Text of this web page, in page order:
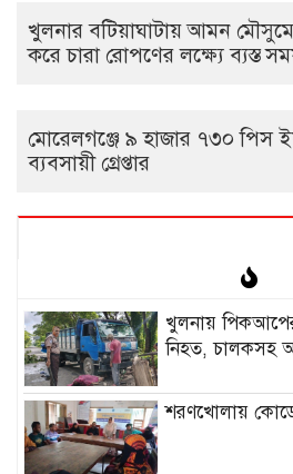
খুলনার বটিয়াঘাটায় আমন
করে চারা রোপণের লক্ষ্যে ব্যস্ত
মোরেলগঞ্জে ৯ হাজার ৭৩০ পিস
ব্যবসায়ী গ্রেপ্তার
খুলনায় পিকআপের
নিহত, চালকসহ
শরণখোলায়